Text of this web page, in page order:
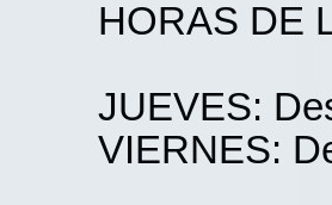
HORAS DE
JUEVES:
VIERNES: